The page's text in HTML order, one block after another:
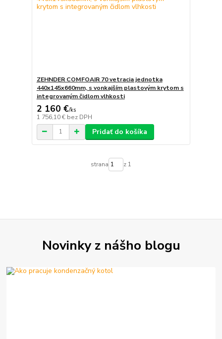
ZEHNDER COMFOAIR 70 vetracia jednotka
440x145x660mm, s vonkajším plastovým krytom s
integrovaným čidlom vlhkosti
2 160 €/ks
1 756,10 € bez DPH
Pridať do košíka
strana z 1
Novinky z nášho blogu